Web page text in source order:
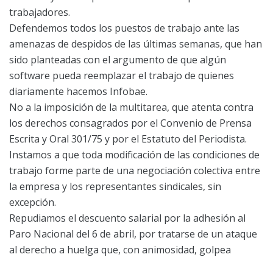
trabajadores.
Defendemos todos los puestos de trabajo ante las
amenazas de despidos de las últimas semanas, que han
sido planteadas con el argumento de que algún
software pueda reemplazar el trabajo de quienes
diariamente hacemos Infobae.
No a la imposición de la multitarea, que atenta contra
los derechos consagrados por el Convenio de Prensa
Escrita y Oral 301/75 y por el Estatuto del Periodista.
Instamos a que toda modificación de las condiciones de
trabajo forme parte de una negociación colectiva entre
la empresa y los representantes sindicales, sin
excepción.
Repudiamos el descuento salarial por la adhesión al
Paro Nacional del 6 de abril, por tratarse de un ataque
al derecho a huelga que, con animosidad, golpea